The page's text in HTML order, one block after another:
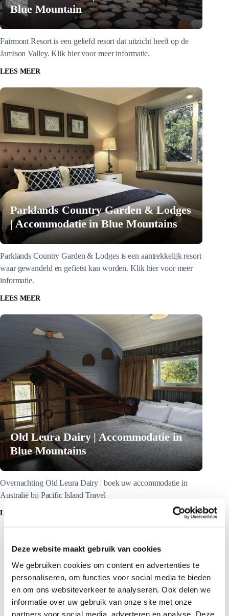
Deze website maakt gebruik van cookies
We gebruiken cookies om content en advertenties te
personaliseren, om functies voor social media te bieden
en om ons websiteverkeer te analyseren. Ook delen we
informatie over uw gebruik van onze site met onze
partners voor social media, adverteren en analyse. Deze
Blue Mountain
Fairmont Resort is een geliefd resort dat uitzicht heeft op de
Jamison Valley. Klik hier voor meer informatie.
LEES MEER
Parklands Country Garden & Lodges
| Accommodatie in Blue Mountains
Parklands Country Garden & Lodges is een aantrekkelijk resort
waar gewandeld en gefietst kan worden. Klik hier voor meer
informatie.
LEES MEER
Old Leura Dairy | Accommodatie in
Blue Mountains
Overnachting Old Leura Dairy | boek uw accommodatie in
Australië bij Pacific Island Travel
LEES MEER